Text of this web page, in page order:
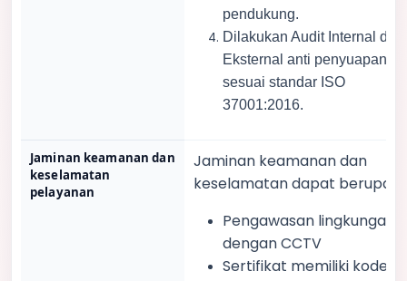
pendukung.
Dilakukan Audit Internal dan
Eksternal anti penyuapan
sesuai standar ISO
37001:2016.
Jaminan keamanan dan
keselamatan
pelayanan
Jaminan keamanan dan
keselamatan dapat berupa :
Pengawasan lingkungan
dengan CCTV
Sertifikat memiliki kode